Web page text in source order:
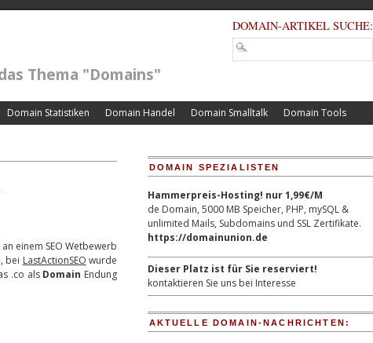
Thema "Domains"
DOMAIN-ARTIKEL SUCHE:
Domain Statistiken Domain Handel Domain Smalltalk Domain Tools
einem SEO Wetbewerb
bei LastActionSEO wurde
.co als Domain Endung
DOMAIN SPEZIALISTEN
Hammerpreis-Hosting! nur 1,99€/M
de Domain, 5000 MB Speicher, PHP, mySQL &
unlimited Mails, Subdomains und SSL Zertifikate.
https://domainunion.de
Dieser Platz ist für Sie reserviert!
kontaktieren Sie uns bei Interesse
AKTUELLE DOMAIN-NACHRICHTEN: